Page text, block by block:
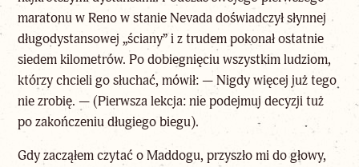
maratonu w Reno w stanie Nevada doświadczył słynnej
długodystansowej „ściany” i z trudem pokonał ostatnie
siedem kilometrów. Po dobiegnięciu wszystkim ludziom,
którzy chcieli go słuchać, mówił: — Nigdy więcej już tego
nie zrobię. — (Pierwsza lekcja: nie podejmuj decyzji tuż
po zakończeniu długiego biegu).
Gdy zacząłem czytać o Maddogu, przyszło mi do głowy,